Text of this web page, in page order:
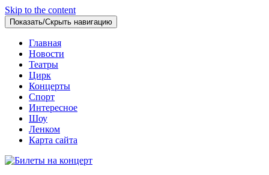
Skip to the content
Показать/Скрыть навигацию
Главная
Новости
Театры
Цирк
Концерты
Спорт
Интересное
Шоу
Ленком
Карта сайта